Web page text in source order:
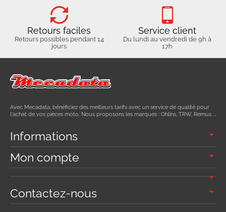
Retours faciles
Retours possibles pendant 14
jours
Service client
Du lundi au vendredi de 9h à
17h
Avec Mecadata, bénéficiez des meilleurs tarifs avec un service de qualité pour
l'achat de vos pièces moto. Nous proposons les marques : Ohlins, TRW, Remus ...
Informations
Mon compte
Contactez-nous